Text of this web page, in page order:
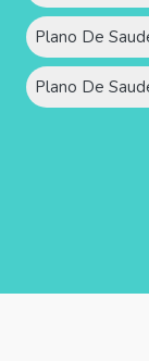
Plano De
Plano De